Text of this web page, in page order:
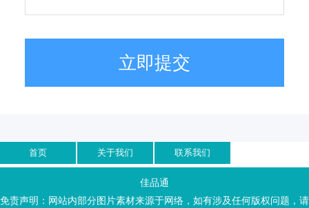
立即提交
首页 关于我们 联系我们
佳品通
免责声明：网站内部分图片素材来源于网络，如有涉及任何版权问题，请